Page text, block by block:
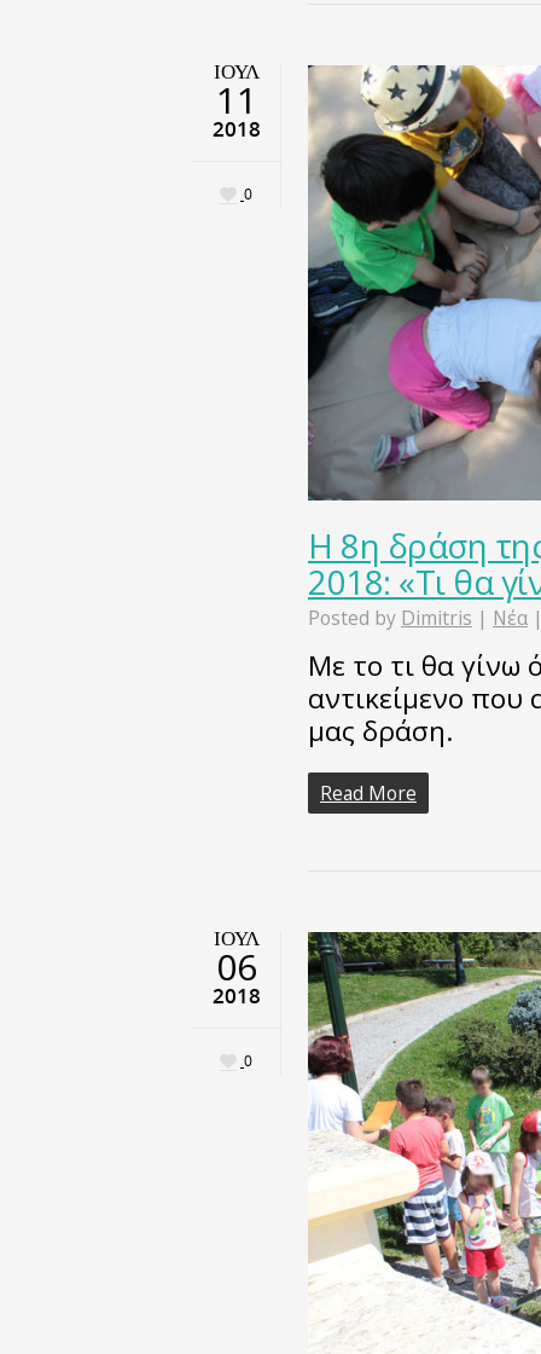
ΙΟΎΛ
11
2018
0
Η 8η δράση
2018: «Τι θα
Posted by Dimitris | Νέα
Με το τι θα γίνω
αντικείμενο
μας δράση.
Read More
ΙΟΎΛ
06
2018
0